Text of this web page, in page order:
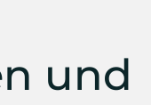
und